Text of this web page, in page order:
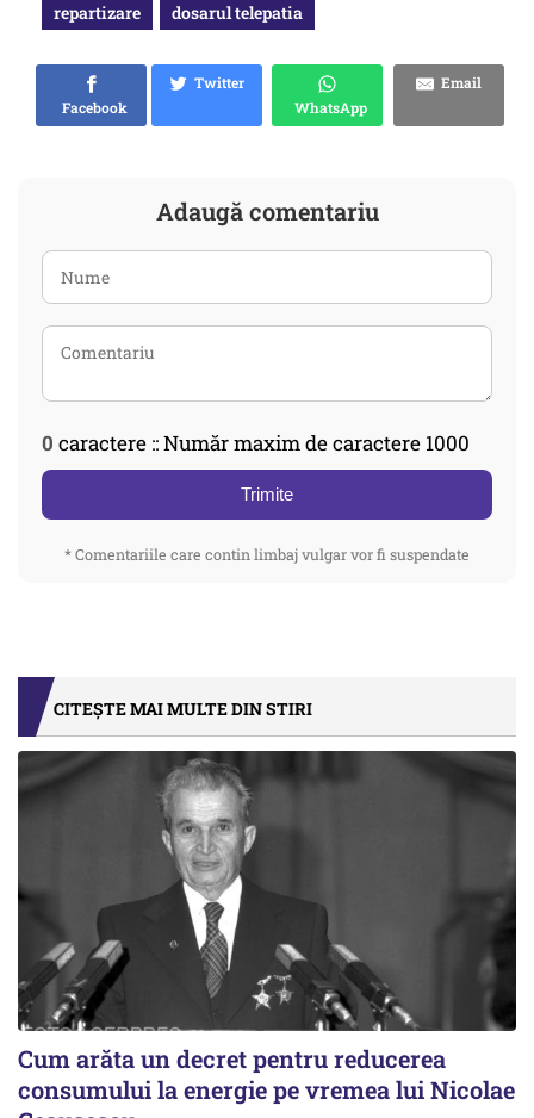
repartizare dosarul telepatia
Facebook
Twitter
WhatsApp
Email
Adaugă comentariu
0 caractere :: Număr maxim de caractere 1000
Trimite
* Comentariile care contin limbaj vulgar vor fi suspendate
CITEȘTE MAI MULTE DIN STIRI
Cum arăta un decret pentru reducerea
consumului la energie pe vremea lui Nicolae